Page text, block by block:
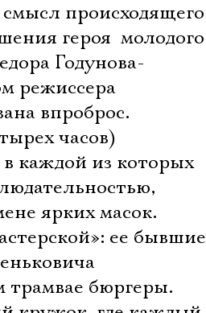
смысл происходящего
героя  молодого
Годунова-
режиссера
впроброс.
часов)
в каждой из которых
ярких масок.
ее бывшие
трамвае бюргеры.